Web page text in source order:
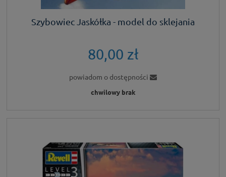
Szybowiec Jaskółka - model do sklejania
80,00 zł
powiadom o dostępności
chwilowy brak